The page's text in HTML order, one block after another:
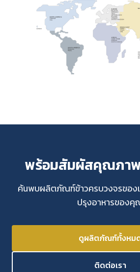
พร้อมสัมผัสคุณภา
ค้นพบผลิตภัณฑ์ข้าวครบวงจรของเ
ปรุงอาหารของ
ดูผลิตภัณฑ์ทั้งหม
ติดต่อเรา